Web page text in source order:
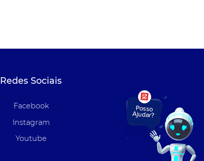
Redes Sociais
Facebook
Instagram
Youtube